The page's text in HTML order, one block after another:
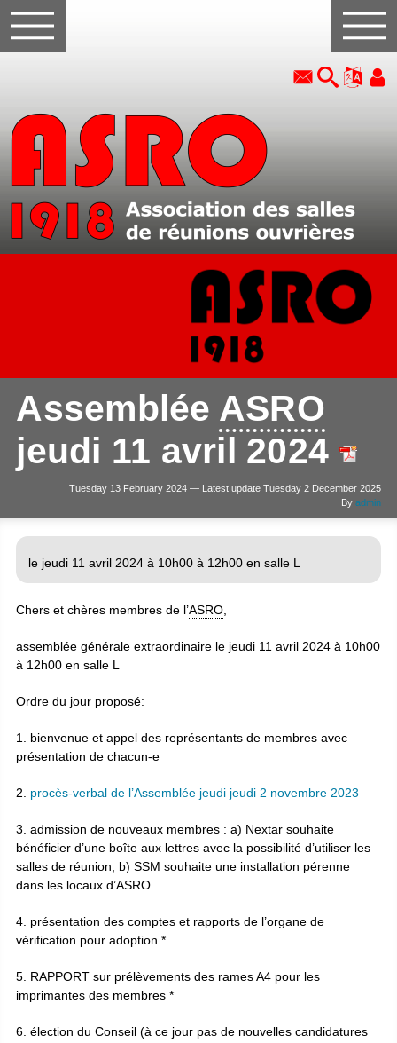
Assemblée ASRO
jeudi 11 avril 2024
Tuesday 13 February 2024 — Latest update Tuesday 2 December 2025
By admin
le jeudi 11 avril 2024 à 10h00 à 12h00 en salle L
Chers et chères membres de l’ASRO,
assemblée générale extraordinaire le jeudi 11 avril 2024 à 10h00
à 12h00 en salle L
Ordre du jour proposé:
1. bienvenue et appel des représentants de membres avec
présentation de chacun-e
2. procès-verbal de l’Assemblée jeudi jeudi 2 novembre 2023
3. admission de nouveaux membres : a) Nextar souhaite
bénéficier d’une boîte aux lettres avec la possibilité d’utiliser les
salles de réunion; b) SSM souhaite une installation pérenne
dans les locaux d’ASRO.
4. présentation des comptes et rapports de l’organe de
vérification pour adoption *
5. RAPPORT sur prélèvements des rames A4 pour les
imprimantes des membres *
6. élection du Conseil (à ce jour pas de nouvelles candidatures